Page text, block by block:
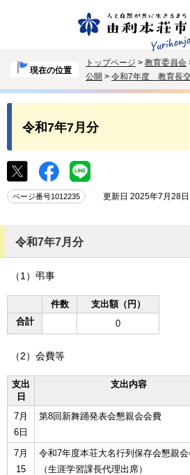
現在の位置
トップページ > 教育委員会
公開 > 令和7年度 教育長
令和7年7月分
ページ番号1012235 更新日 2025年7月28日
令和7年7月分
（1）弔事
件数
支出額（円）
合計
0
（2）会費等
支出
日
支出内容
7月
6日
第8回新舞踊発表会懇親会会費
7月
15
令和7年度本荘大名行列保存会懇親
（生涯学習課長代理出席）